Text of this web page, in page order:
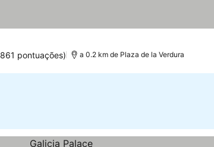
pontuações) a 0.2 km de Plaza de la Verdura